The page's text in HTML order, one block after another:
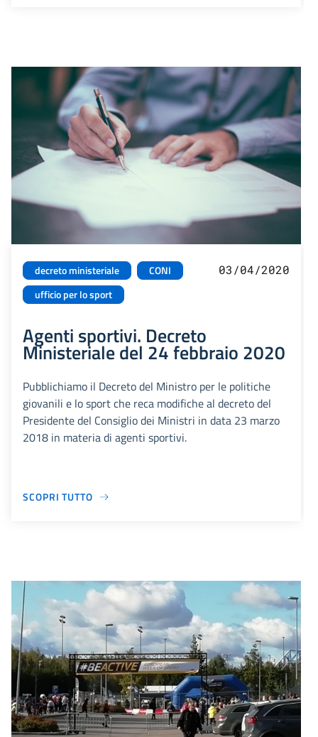
decreto ministeriale
CONI
ufficio per lo sport
03/04/2020
Agenti sportivi. Decreto
Ministeriale del 24 febbraio 2020
Pubblichiamo il Decreto del Ministro per le politiche
giovanili e lo sport che reca modifiche al decreto del
Presidente del Consiglio dei Ministri in data 23 marzo
2018 in materia di agenti sportivi.
SCOPRI TUTTO